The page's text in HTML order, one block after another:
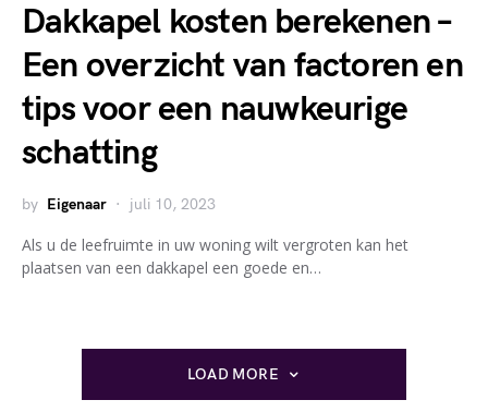
Dakkapel kosten berekenen –
Een overzicht van factoren en
tips voor een nauwkeurige
schatting
by Eigenaar juli 10, 2023
Als u de leefruimte in uw woning wilt vergroten kan het
plaatsen van een dakkapel een goede en…
LOAD MORE